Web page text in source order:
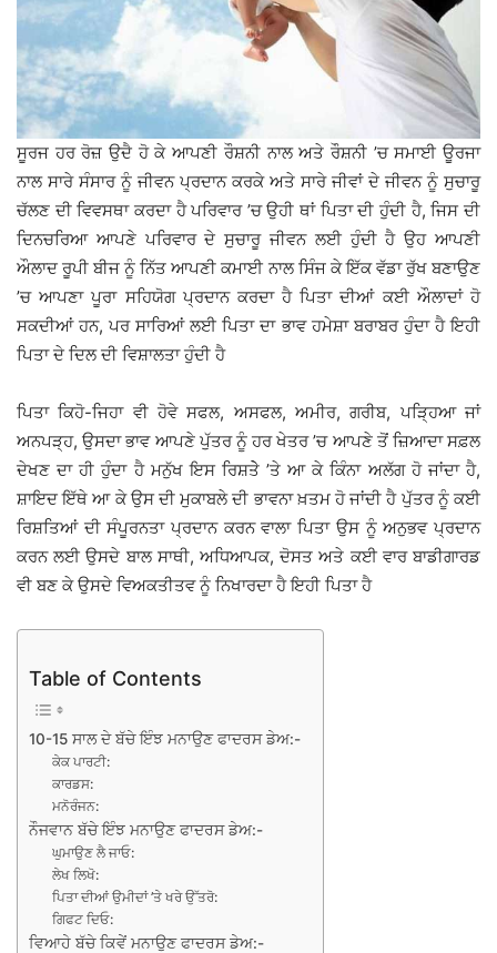
ਸੂਰਜ ਹਰ ਰੋਜ਼ ਉਦੈ ਹੋ ਕੇ ਆਪਣੀ ਰੌਸ਼ਨੀ ਨਾਲ ਅਤੇ ਰੌਸ਼ਨੀ ’ਚ ਸਮਾਈ ਊਰਜਾ
ਨਾਲ ਸਾਰੇ ਸੰਸਾਰ ਨੂੰ ਜੀਵਨ ਪ੍ਰਦਾਨ ਕਰਕੇ ਅਤੇ ਸਾਰੇ ਜੀਵਾਂ ਦੇ ਜੀਵਨ ਨੂੰ ਸੁਚਾਰੂ
ਚੱਲਣ ਦੀ ਵਿਵਸਥਾ ਕਰਦਾ ਹੈ ਪਰਿਵਾਰ ’ਚ ਉਹੀ ਥਾਂ ਪਿਤਾ ਦੀ ਹੁੰਦੀ ਹੈ, ਜਿਸ ਦੀ
ਦਿਨਚਰਿਆ ਆਪਣੇ ਪਰਿਵਾਰ ਦੇ ਸੁਚਾਰੂ ਜੀਵਨ ਲਈ ਹੁੰਦੀ ਹੈ ਉਹ ਆਪਣੀ
ਔਲਾਦ ਰੂਪੀ ਬੀਜ ਨੂੰ ਨਿੱਤ ਆਪਣੀ ਕਮਾਈ ਨਾਲ ਸਿੰਜ ਕੇ ਇੱਕ ਵੱਡਾ ਰੁੱਖ ਬਣਾਉਣ
’ਚ ਆਪਣਾ ਪੂਰਾ ਸਹਿਯੋਗ ਪ੍ਰਦਾਨ ਕਰਦਾ ਹੈ ਪਿਤਾ ਦੀਆਂ ਕਈ ਔਲਾਦਾਂ ਹੋ
ਸਕਦੀਆਂ ਹਨ, ਪਰ ਸਾਰਿਆਂ ਲਈ ਪਿਤਾ ਦਾ ਭਾਵ ਹਮੇਸ਼ਾ ਬਰਾਬਰ ਹੁੰਦਾ ਹੈ ਇਹੀ
ਪਿਤਾ ਦੇ ਦਿਲ ਦੀ ਵਿਸ਼ਾਲਤਾ ਹੁੰਦੀ ਹੈ
ਪਿਤਾ ਕਿਹੋ-ਜਿਹਾ ਵੀ ਹੋਵੇ ਸਫਲ, ਅਸਫਲ, ਅਮੀਰ, ਗਰੀਬ, ਪੜਿ੍ਹਆ ਜਾਂ
ਅਨਪੜ੍ਹ, ਉਸਦਾ ਭਾਵ ਆਪਣੇ ਪੁੱਤਰ ਨੂੰ ਹਰ ਖੇਤਰ ’ਚ ਆਪਣੇ ਤੋਂ ਜ਼ਿਆਦਾ ਸਫ਼ਲ
ਦੇਖਣ ਦਾ ਹੀ ਹੁੰਦਾ ਹੈ ਮਨੁੱਖ ਇਸ ਰਿਸ਼ਤੇੇ ’ਤੇ ਆ ਕੇ ਕਿੰਨਾ ਅਲੱਗ ਹੋ ਜਾਂਦਾ ਹੈ,
ਸ਼ਾਇਦ ਇੱਥੇ ਆ ਕੇ ਉਸ ਦੀ ਮੁਕਾਬਲੇ ਦੀ ਭਾਵਨਾ ਖ਼ਤਮ ਹੋ ਜਾਂਦੀ ਹੈ ਪੁੱਤਰ ਨੂੰ ਕਈ
ਰਿਸ਼ਤਿਆਂ ਦੀ ਸੰਪੂਰਨਤਾ ਪ੍ਰਦਾਨ ਕਰਨ ਵਾਲਾ ਪਿਤਾ ਉਸ ਨੂੰ ਅਨੁਭਵ ਪ੍ਰਦਾਨ
ਕਰਨ ਲਈ ਉਸਦੇ ਬਾਲ ਸਾਥੀ, ਅਧਿਆਪਕ, ਦੋਸਤ ਅਤੇ ਕਈ ਵਾਰ ਬਾਡੀਗਾਰਡ
ਵੀ ਬਣ ਕੇ ਉਸਦੇ ਵਿਅਕਤੀਤਵ ਨੂੰ ਨਿਖਾਰਦਾ ਹੈ ਇਹੀ ਪਿਤਾ ਹੈ
Table of Contents
10-15 ਸਾਲ ਦੇ ਬੱਚੇ ਇੰਝ ਮਨਾਉਣ ਫਾਦਰਸ ਡੇਅ:-
ਕੇਕ ਪਾਰਟੀ:
ਕਾਰਡਸ:
ਮਨੋਰੰਜਨ:
ਨੌਜਵਾਨ ਬੱਚੇ ਇੰਝ ਮਨਾਉਣ ਫਾਦਰਸ ਡੇਅ:-
ਘੁਮਾਉਣ ਲੈ ਜਾਓ:
ਲੇਖ ਲਿਖੋ:
ਪਿਤਾ ਦੀਆਂ ਉਮੀਦਾਂ ’ਤੇ ਖਰੇ ਉੱਤਰੋ:
ਗਿਫਟ ਦਿਓ:
ਵਿਆਹੇ ਬੱਚੇ ਕਿਵੇਂ ਮਨਾਉਣ ਫਾਦਰਸ ਡੇਅ:-